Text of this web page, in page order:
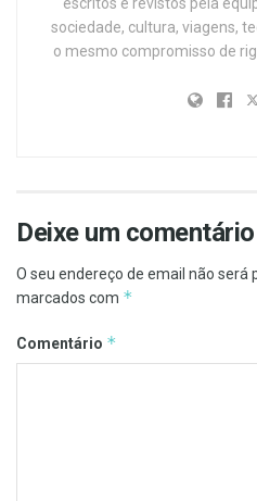
sociedade, cultura, viagens,
o mesmo compromisso de
Deixe um comentário
O seu endereço de email não será
marcados com *
Comentário *